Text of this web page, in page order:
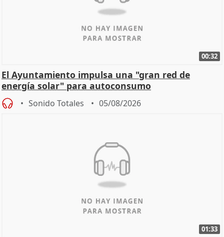
00:32
El Ayuntamiento impulsa una "gran red de
energía solar" para autoconsumo
Sonido Totales 05/08/2026
01:33